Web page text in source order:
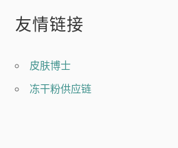
友情链接
皮肤博士
冻干粉供应链